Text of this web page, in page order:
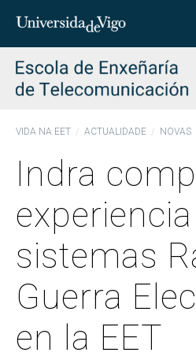
Introduce
para
buscar
VIDA NA EET ACTUALIDADE NOVAS
Indra
sistemas
Guerra
en la EET